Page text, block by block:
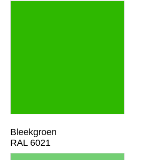
Bleekgroen
RAL 6021